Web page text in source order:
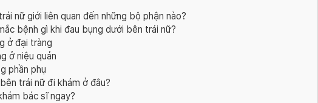
nữ giới liên quan đến những bộ phận nào?
bệnh gì khi đau bụng dưới bên trái nữ?
ở đại tràng
ở niệu quản
phần phụ
trái nữ đi khám ở đâu?
bác sĩ ngay?